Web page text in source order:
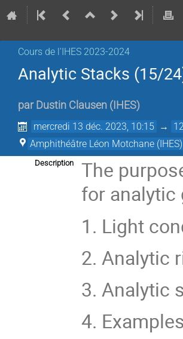
Cours de l'IHES 2023-2024
Analytic Stacks (15/
par Dustin Clausen ( IHES)
mercredi 13 déc. 2023, 10:15 →
Amphithéâtre Léon Motchane (IHES)
Description
The
for
1. Light
2. Analytic
3. Analytic
4.